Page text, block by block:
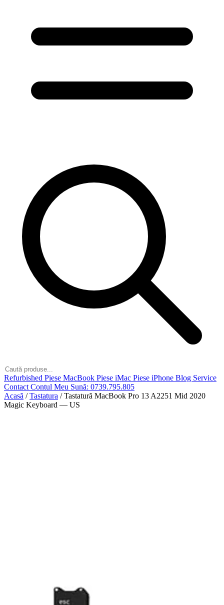
Refurbished Piese MacBook Piese iMac Piese iPhone Blog Service
Contact Contul Meu Sună: 0739.795.805
Acasă / Tastatura / Tastatură MacBook Pro 13 A2251 Mid 2020
Magic Keyboard — US